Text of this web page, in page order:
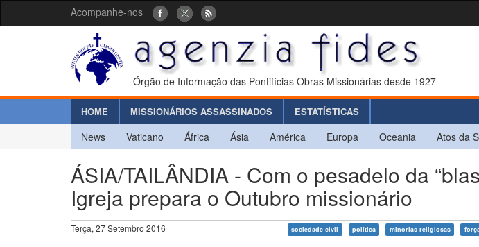
Acompanhe-nos
Órgão de Informação das Pontifícias Obras Missionárias desde 1927
HOME MISSIONÁRIOS ASSASSINADOS ESTATÍSTICAS
News Vaticano África Ásia América Europa Oceania Atos da
ÁSIA/TAILÂNDIA - Com o pesadelo da
Igreja prepara o Outubro missionário
Terça, 27 Setembro 2016 sociedade civil política minorias religiosas